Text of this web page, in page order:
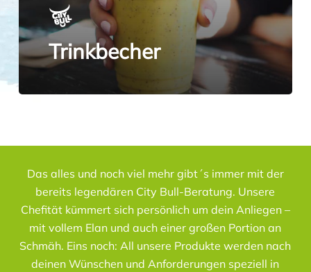
Trinkbecher
Das alles und noch viel mehr gibt´s immer mit der
bereits legendären City Bull-Beratung. Unsere
Chefität kümmert sich persönlich um dein Anliegen –
mit vollem Elan und auch einer großen Portion an
Schmäh. Eins noch: All unsere Produkte werden nach
deinen Wünschen und Anforderungen speziell in